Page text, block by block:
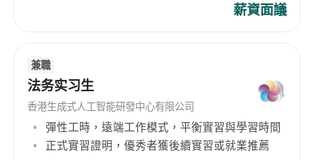
薪資面議
兼職
法务实习生
香港生成式人工智能研發中心有限公司
彈性工時，遠端工作模式，平衡實習與學習時間
正式實習證明，優秀者獲後續實習或就業推薦